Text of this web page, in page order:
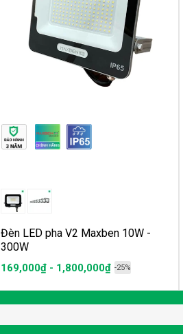
Đèn LED pha V2 Maxben 10W -
300W
169,000₫ - 1,800,000₫ -25%